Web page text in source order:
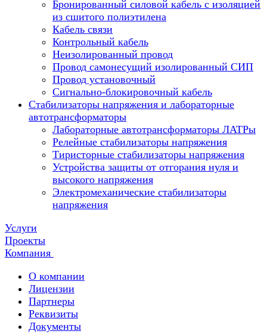
Бронированный силовой кабель с изоляцией
из сшитого полиэтилена
Кабель связи
Контрольный кабель
Неизолированный провод
Провод самонесущий изолированный СИП
Провод установочный
Сигнально-блокировочный кабель
Стабилизаторы напряжения и лабораторные
автотрансформаторы
Лабораторные автотрансформаторы ЛАТРы
Релейные стабилизаторы напряжения
Тиристорные стабилизаторы напряжения
Устройства защиты от отгорания нуля и
высокого напряжения
Электромеханические стабилизаторы
напряжения
Услуги
Проекты
Компания
О компании
Лицензии
Партнеры
Реквизиты
Документы